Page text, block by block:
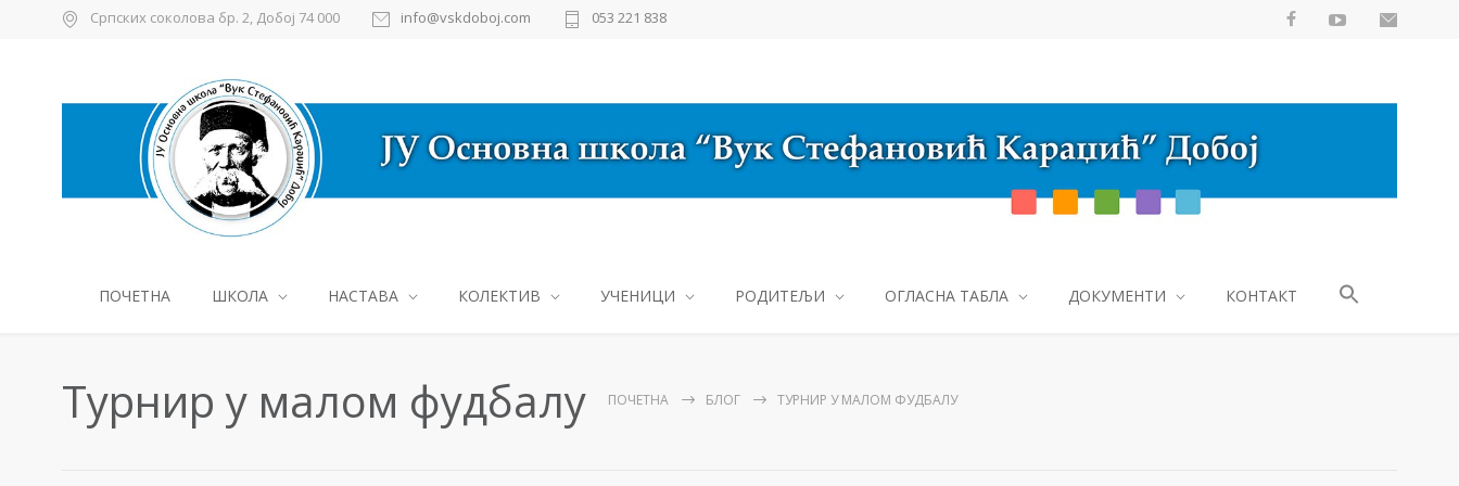
Српских соколова бр. 2, Добој 74 000 info@vskdoboj.com 053 221 838
ПОЧЕТНА ШКОЛА НАСТАВА КОЛЕКТИВ УЧЕНИЦИ РОДИТЕЉИ ОГЛАСНА ТАБЛА ДОКУМЕНТИ КОНТАКТ
Турнир у малом фудбалу ПОЧЕТНА БЛОГ ТУРНИР У МАЛОМ ФУДБАЛУ